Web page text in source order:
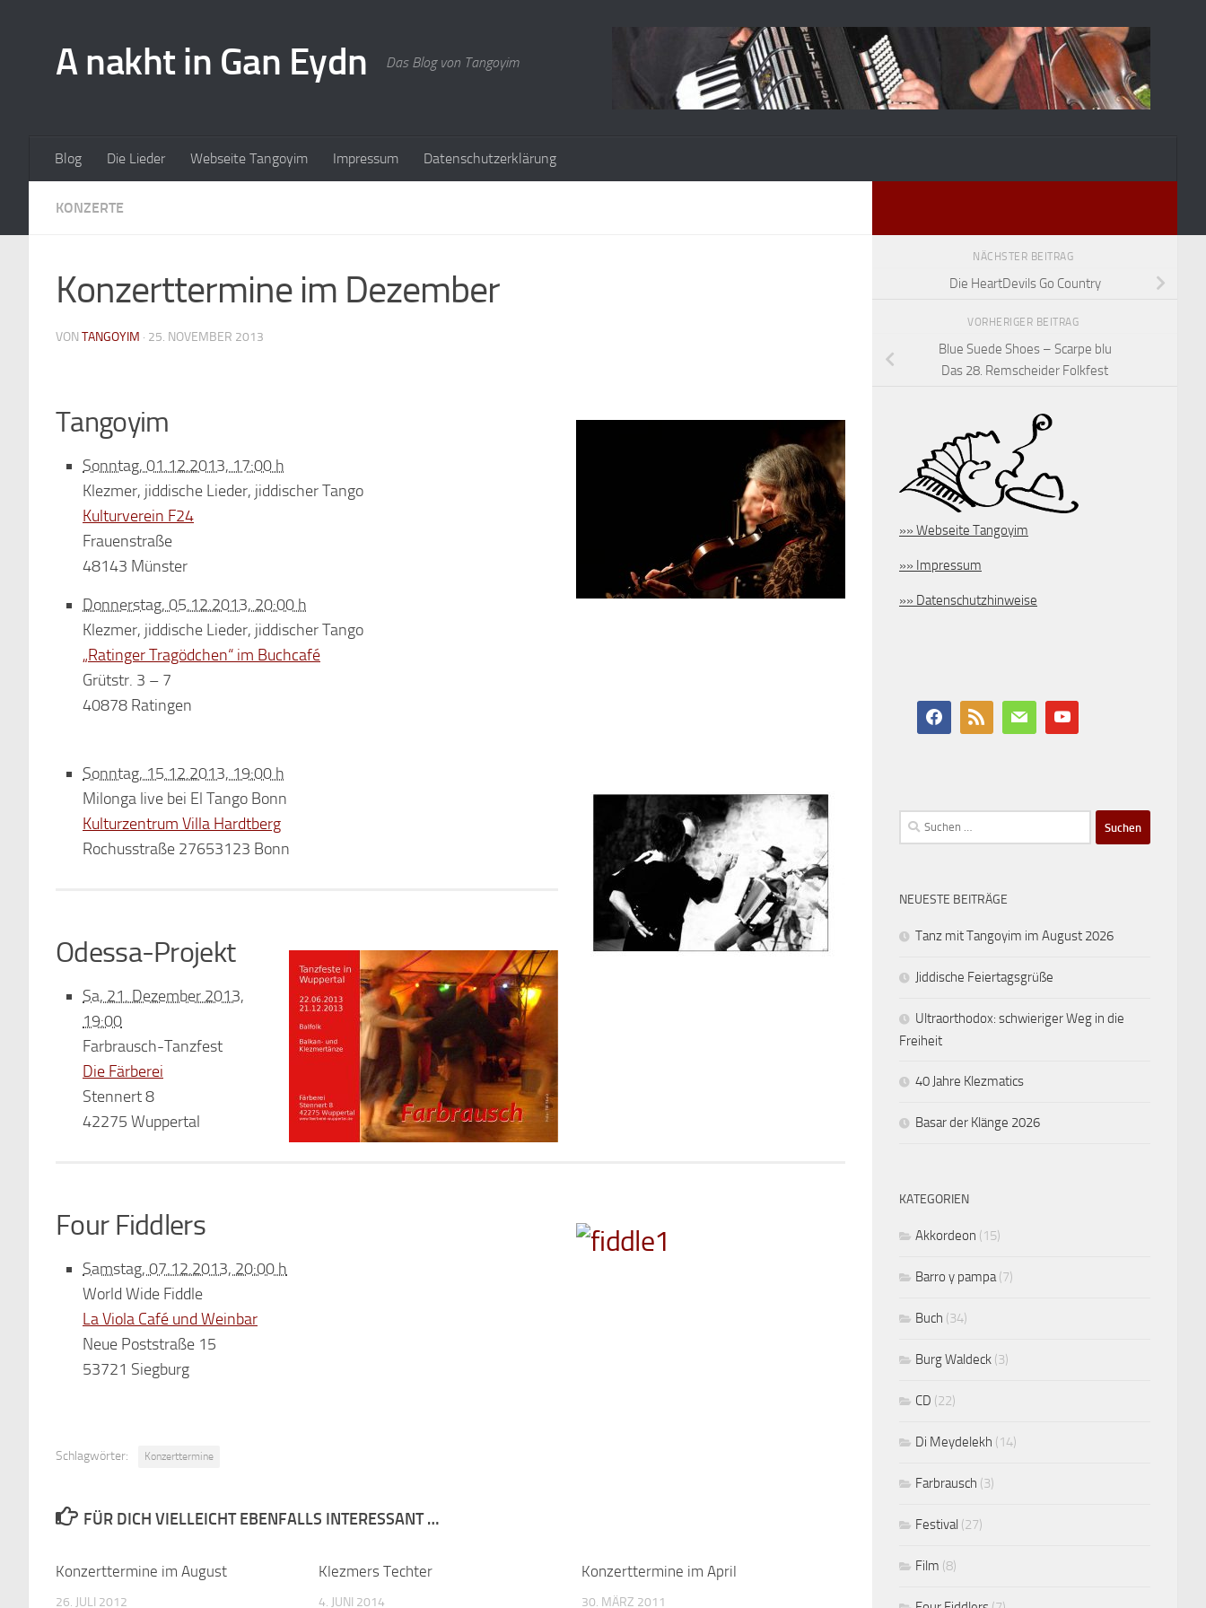
A nakht in Gan Eydn Das Blog von Tangoyim
Blog Die Lieder Webseite Tangoyim Impressum Datenschutzerklärung
KONZERTE
Konzerttermine im Dezember
VON TANGOYIM · 25. NOVEMBER 2013
Tangoyim
Sonntag, 01.12.2013, 17:00 h
Klezmer, jiddische Lieder, jiddischer Tango
Kulturverein F24
Frauenstraße
48143 Münster
Donnerstag, 05.12.2013, 20:00 h
Klezmer, jiddische Lieder, jiddischer Tango
„Ratinger Tragödchen“ im Buchcafé
Grütstr. 3 – 7
40878 Ratingen
Sonntag, 15.12.2013, 19:00 h
Milonga live bei El Tango Bonn
Kulturzentrum Villa Hardtberg
Rochusstraße 27653123 Bonn
Odessa-Projekt
Sa, 21. Dezember 2013,
19:00
Farbrausch-Tanzfest
Die Färberei
Stennert 8
42275 Wuppertal
Four Fiddlers
Samstag, 07.12.2013, 20:00 h
World Wide Fiddle
La Viola Café und Weinbar
Neue Poststraße 15
53721 Siegburg
Schlagwörter: Konzerttermine
FÜR DICH VIELLEICHT EBENFALLS INTERESSANT …
Konzerttermine im August
26. JULI 2012
Klezmers Techter
4. JUNI 2014
Konzerttermine im April
30. MÄRZ 2011
NÄCHSTER BEITRAG
Die HeartDevils Go Country
VORHERIGER BEITRAG
Blue Suede Shoes – Scarpe blu
Das 28. Remscheider Folkfest
»» Webseite Tangoyim
»» Impressum
»» Datenschutzhinweise
Suchen
nach:
NEUESTE BEITRÄGE
Tanz mit Tangoyim im August 2026
Jiddische Feiertagsgrüße
Ultraorthodox: schwieriger Weg in die
Freiheit
40 Jahre Klezmatics
Basar der Klänge 2026
KATEGORIEN
Akkordeon (15)
Barro y pampa(7)
Buch (34)
Burg Waldeck (3)
CD (22)
Di Meydelekh (14)
Farbrausch (3)
Festival (27)
Film (8)